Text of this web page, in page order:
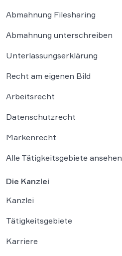
Abmahnung Filesharing
Abmahnung unterschreiben
Unterlassungserklärung
Recht am eigenen Bild
Arbeitsrecht
Datenschutzrecht
Markenrecht
Alle Tätigkeitsgebiete ansehen
Die Kanzlei
Kanzlei
Tätigkeitsgebiete
Karriere